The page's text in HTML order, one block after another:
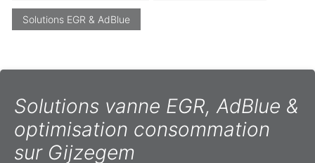
Solutions EGR & AdBlue
Solutions vanne EGR, AdBlue &
optimisation consommation
sur Gijzegem